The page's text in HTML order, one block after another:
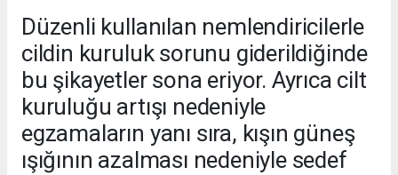
Düzenli kullanılan nemlendiricilerle
cildin kuruluk sorunu giderildiğinde
bu şikayetler sona eriyor. Ayrıca cilt
kuruluğu artışı nedeniyle
egzamaların yanı sıra, kışın güneş
ışığının azalması nedeniyle sedef